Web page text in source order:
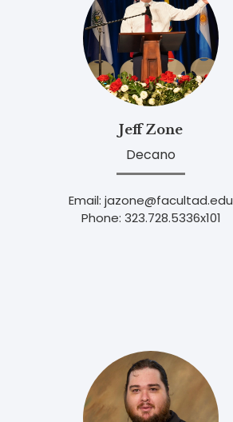
Jeff Zone
Decano
Email: jazone@facultad.edu
Phone: 323.728.5336x101